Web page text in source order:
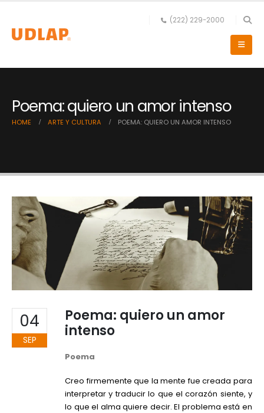
(222) 229-2000
Poema: quiero un amor intenso
HOME ARTE Y CULTURA POEMA: QUIERO UN AMOR INTENSO
04
SEP
Poema: quiero un amor
intenso
Poema
Creo firmemente que la mente fue creada para
interpretar y traducir lo que el corazón siente, y
lo que el alma quiere decir. El problema está en